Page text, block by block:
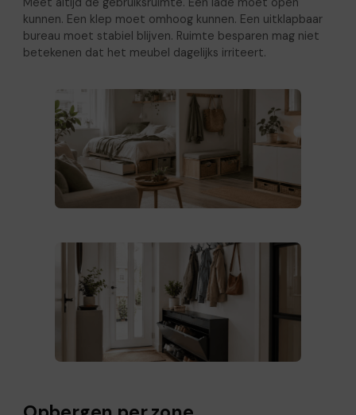
kunnen. Een klep moet omhoog kunnen. Een uitklapbaar
bureau moet stabiel blijven. Ruimte besparen mag niet
betekenen dat het meubel dagelijks irriteert.